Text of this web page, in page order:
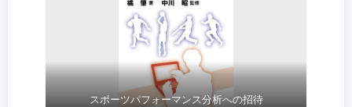
スポーツパフォーマンス分析への招待